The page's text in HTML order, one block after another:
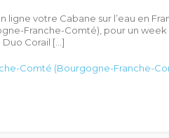
ligne votre Cabane sur l’eau en
Franche-Comté), pour un
Duo Corail […]
Comté (Bourgogne-Franche-